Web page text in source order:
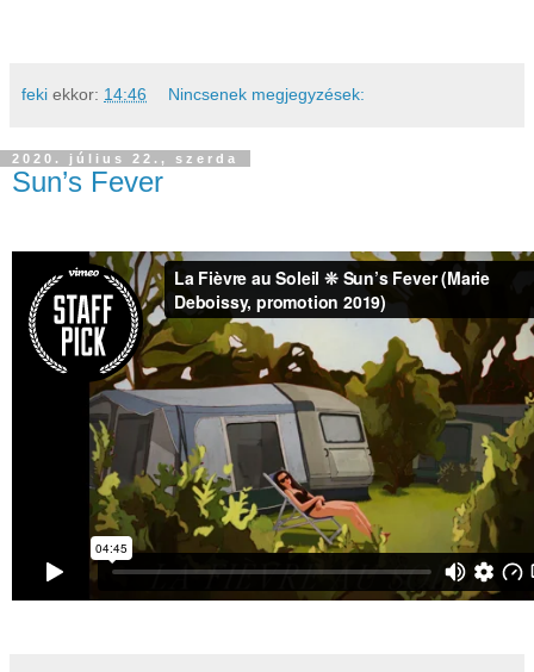
feki ekkor: 14:46 Nincsenek megjegyzések:
2020. július 22., szerda
Sun’s Fever